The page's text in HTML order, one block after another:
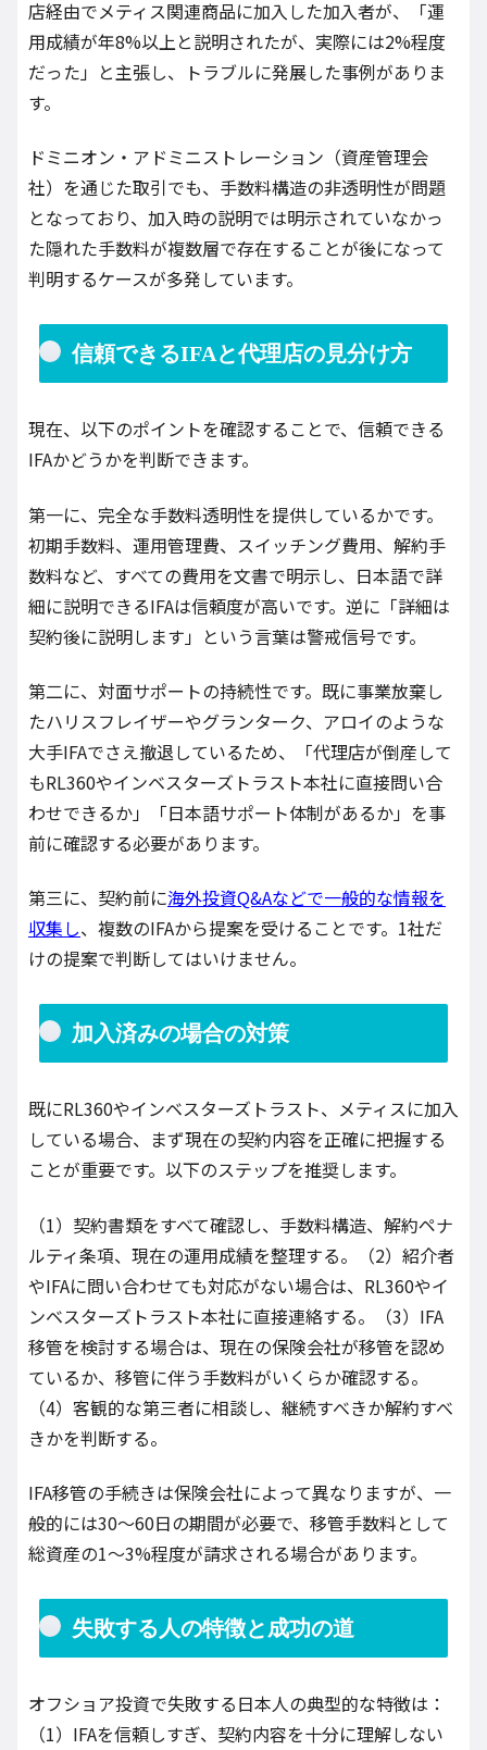
店経由でメティス関連商品に加入した加入者が、「運
用成績が年8%以上と説明されたが、実際には2%程度
だった」と主張し、トラブルに発展した事例がありま
す。
ドミニオン・アドミニストレーション（資産管理会
社）を通じた取引でも、手数料構造の非透明性が問題
となっており、加入時の説明では明示されていなかっ
た隠れた手数料が複数層で存在することが後になって
判明するケースが多発しています。
信頼できるIFAと代理店の見分け方
現在、以下のポイントを確認することで、信頼できる
IFAかどうかを判断できます。
第一に、完全な手数料透明性を提供しているかです。
初期手数料、運用管理費、スイッチング費用、解約手
数料など、すべての費用を文書で明示し、日本語で詳
細に説明できるIFAは信頼度が高いです。逆に「詳細は
契約後に説明します」という言葉は警戒信号です。
第二に、対面サポートの持続性です。既に事業放棄し
たハリスフレイザーやグランターク、アロイのような
大手IFAでさえ撤退しているため、「代理店が倒産して
もRL360やインベスターズトラスト本社に直接問い合
わせできるか」「日本語サポート体制があるか」を事
前に確認する必要があります。
第三に、契約前に海外投資Q&Aなどで一般的な情報を
収集し、複数のIFAから提案を受けることです。1社だ
けの提案で判断してはいけません。
加入済みの場合の対策
既にRL360やインベスターズトラスト、メティスに加入
している場合、まず現在の契約内容を正確に把握する
ことが重要です。以下のステップを推奨します。
（1）契約書類をすべて確認し、手数料構造、解約ペナ
ルティ条項、現在の運用成績を整理する。（2）紹介者
やIFAに問い合わせても対応がない場合は、RL360やイ
ンベスターズトラスト本社に直接連絡する。（3）IFA
移管を検討する場合は、現在の保険会社が移管を認め
ているか、移管に伴う手数料がいくらか確認する。
（4）客観的な第三者に相談し、継続すべきか解約すべ
きかを判断する。
IFA移管の手続きは保険会社によって異なりますが、一
般的には30～60日の期間が必要で、移管手数料として
総資産の1～3%程度が請求される場合があります。
失敗する人の特徴と成功の道
オフショア投資で失敗する日本人の典型的な特徴は：
（1）IFAを信頼しすぎ、契約内容を十分に理解しない